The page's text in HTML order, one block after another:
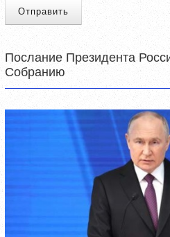
Отправить
Послание Президента
Собранию